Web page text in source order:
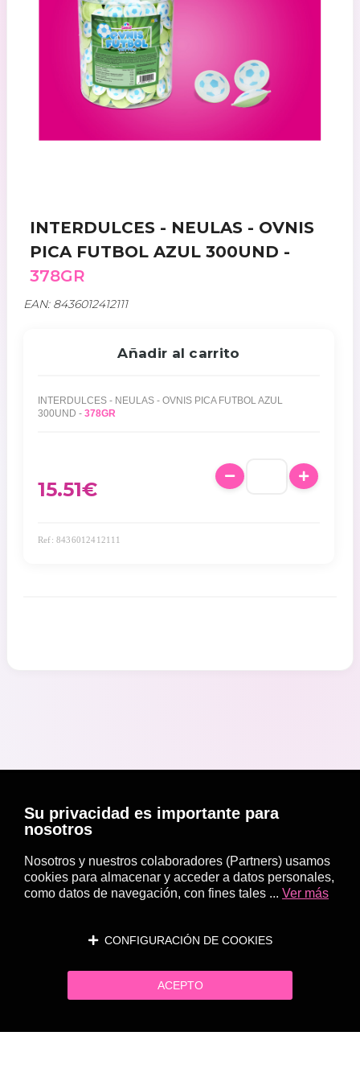
INTERDULCES - NEULAS - OVNIS
PICA FUTBOL AZUL 300UND -
378GR
EAN: 8436012412111
Añadir al carrito
INTERDULCES - NEULAS - OVNIS PICA FUTBOL AZUL
300UND - 378GR
15.51€
Ref: 8436012412111
Su privacidad es importante para
nosotros
Nosotros y nuestros colaboradores (Partners) usamos
cookies para almacenar y acceder a datos personales,
como datos de navegación, con fines tales ... Ver más
CONFIGURACIÓN DE COOKIES
ACEPTO